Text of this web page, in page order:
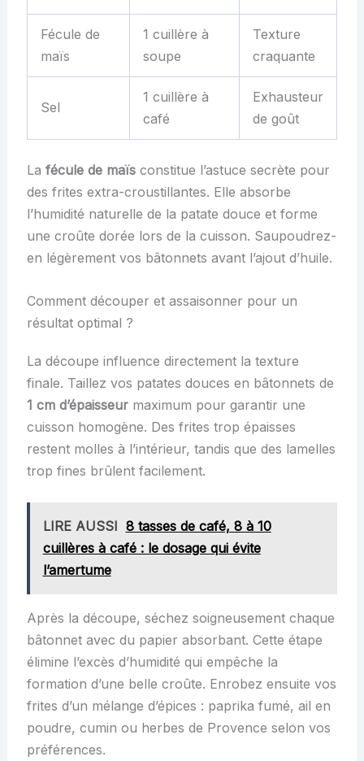
Fécule de
maïs
1 cuillère à
soupe
Texture
craquante
Sel
1 cuillère à
café
Exhausteur
de goût
La fécule de maïsconstitue l’astuce secrète pour
des frites extra-croustillantes. Elle absorbe
l’humidité naturelle de la patate douce et forme
une croûte dorée lors de la cuisson. Saupoudrez-
en légèrement vos bâtonnets avant l’ajout d’huile.
Comment découper et assaisonner pour un
résultat optimal ?
La découpe influence directement la texture
finale. Taillez vos patates douces en bâtonnets de
1 cm d’épaisseurmaximum pour garantir une
cuisson homogène. Des frites trop épaisses
restent molles à l’intérieur, tandis que des lamelles
trop fines brûlent facilement.
LIRE AUSSI 8 tasses de café, 8 à 10
cuillères à café : le dosage qui évite
l’amertume
Après la découpe, séchez soigneusement chaque
bâtonnet avec du papier absorbant. Cette étape
élimine l’excès d’humidité qui empêche la
formation d’une belle croûte. Enrobez ensuite vos
frites d’un mélange d’épices : paprika fumé, ail en
poudre, cumin ou herbes de Provence selon vos
préférences.